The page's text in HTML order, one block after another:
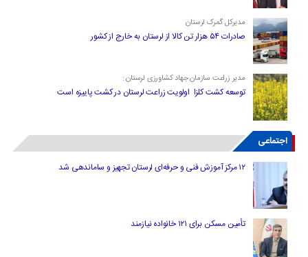
مدیرکل گمرک لرستان
صادرات ۵۴ هزار تن کالا از لرستان به خارج از کشور
مدیر زراعت سازمان جهاد کشاورزی لرستان :
توسعه کشت کلزا اولویت زراعت لرستان در کشت پاییزه است
اجتماعی
۱۲ مرکز آموزش فنی و حرفه‌ای لرستان تجهیز و ساماندهی شد
تأمین مسکن برای ۱۲۱ خانواده نیازمند